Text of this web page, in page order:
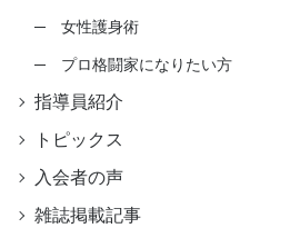
女性護身術
プロ格闘家になりたい方
指導員紹介
トピックス
入会者の声
雑誌掲載記事